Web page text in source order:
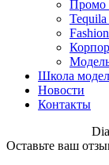
Промо
Fashion
Школа
Новости
Контакты
Оставьте ваш